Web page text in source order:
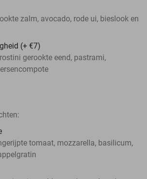
zalm, avocado, rode ui, bieslook en
(+ €7)
gerookte eend, pastrami,
tomaat, mozzarella, basilicum,